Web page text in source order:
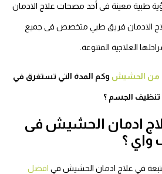
طبية معينة فى أحد مصحات علاج الادمان
الادمان فريق طبي متخصص فى جميع
العلاجية المتنوعة.
من الحشيش وكم المدة التي تستغرق في
تنظيف الجسم ؟
ادمان الحشيش فى
؟
في علاج ادمان الحشيش في افضل